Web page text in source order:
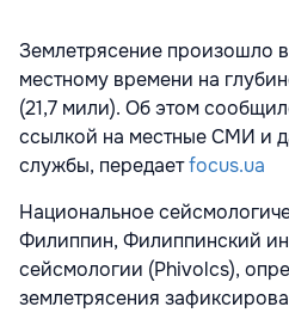
Землетрясение произошло
местному времени на
(21,7 мили). Об этом
ссылкой на местные СМИ и
службы, передаетfocus.ua
Национальное
Филиппин, Филиппинский
сейсмологии (Phivolcs),
землетрясения